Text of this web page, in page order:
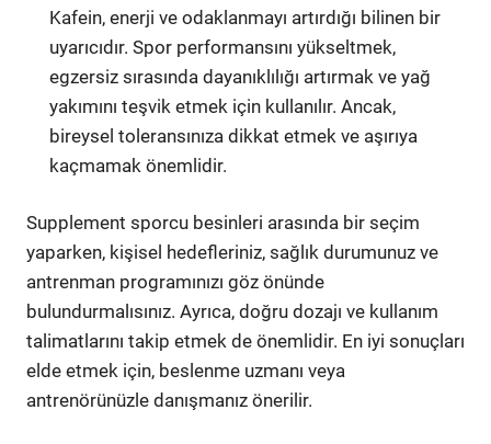
Kafein, enerji ve odaklanmayı artırdığı bilinen bir
uyarıcıdır. Spor performansını yükseltmek,
egzersiz sırasında dayanıklılığı artırmak ve yağ
yakımını teşvik etmek için kullanılır. Ancak,
bireysel toleransınıza dikkat etmek ve aşırıya
kaçmamak önemlidir.
Supplement sporcu besinleri arasında bir seçim
yaparken, kişisel hedefleriniz, sağlık durumunuz ve
antrenman programınızı göz önünde
bulundurmalısınız. Ayrıca, doğru dozajı ve kullanım
talimatlarını takip etmek de önemlidir. En iyi sonuçları
elde etmek için, beslenme uzmanı veya
antrenörünüzle danışmanız önerilir.